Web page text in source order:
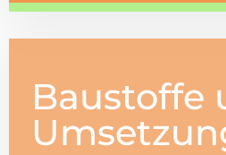
Baustoffe